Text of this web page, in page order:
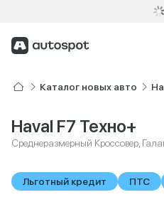
Каталог новых авто
Haval F7 Техно+
Среднеразмерный Кроссовер,
Льготный кредит ПТС